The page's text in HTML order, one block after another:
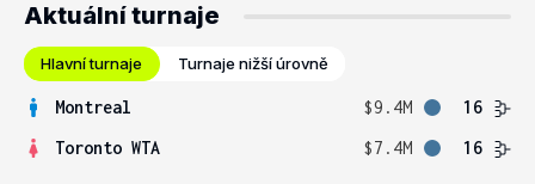
Aktuální turnaje
Hlavní turnaje Turnaje nižší úrovně
Montreal $9.4M
16
Toronto WTA
$7.4M 16